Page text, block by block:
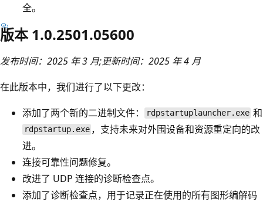
全。
版本 1.0.2501.05600
发布时间：2025 年 3 月;更新时间：2025 年 4 月
在此版本中，我们进行了以下更改：
添加了两个新的二进制文件：
rdpstartuplauncher.exe 和
rdpstartup.exe ，支持未来对外围设备和资源重定向的改
进。
连接可靠性问题修复。
改进了 UDP 连接的诊断检查点。
添加了诊断检查点，用于记录正在使用的所有图形编解码